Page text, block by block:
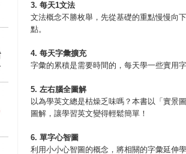
3. 每天1文法
文法概念不勝枚舉，先從基礎的重點慢慢向
點。
4. 每天字彙擴充
字彙的累積是需要時間的，每天學一些實用
5. 左右腦全圖解
以為學英文總是枯燥乏味嗎？本書以「實景
圖解，讓學習英文變得輕鬆簡單！
6. 單字心智圖
利用小小心智圖的概念，將相關的字彙延伸